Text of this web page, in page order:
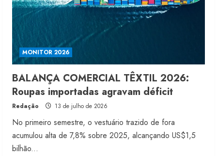
MONITOR 2026
BALANÇA COMERCIAL TÊXTIL 2026:
Roupas importadas agravam déficit
Redação 13 de julho de 2026
No primeiro semestre, o vestuário trazido de fora
acumulou alta de 7,8% sobre 2025, alcançando US$1,5
bilhão...